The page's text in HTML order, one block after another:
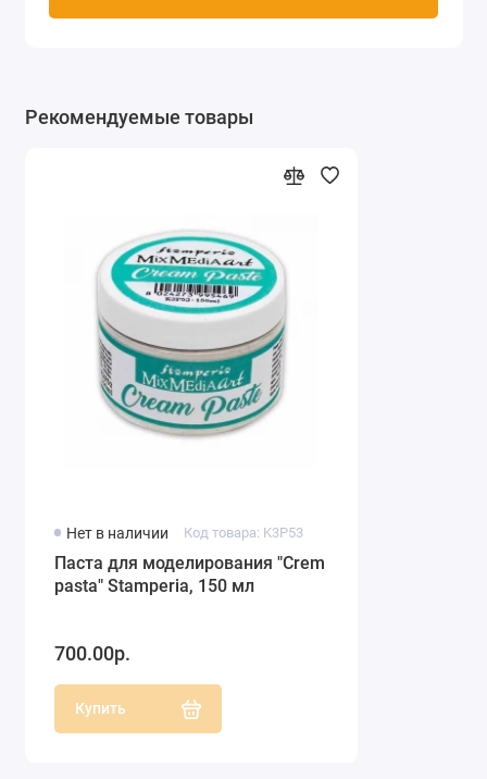
Рекомендуемые товары
Нет в наличии Код товара: K3P53
Паста для моделирования "Crеm
pasta" Stamperia, 150 мл
700.00р.
Купить